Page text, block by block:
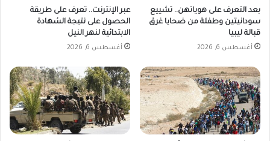
ا
ئ
ي
ة
ع
ل
ي
ة
ل
ت
ع
ا
ف
بعد التعرف على هوياتهن.. تشييع
سودانيتين وطفلة من ضحايا غرق
قبالة ليبيا
أغسطس 6, 2026
عبر الإنترنت.. تعرف على طريقة
الحصول على نتيجة الشهادة
الابتدائية لنهر النيل
أغسطس 6, 2026